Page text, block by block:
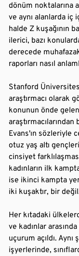
dönüm noktalarına
ve aynı alanlarda iç
halde Z kuşağının
ilerici, bazı
derecede
raporları nasıl
Stanford
araştırmacı olarak
konunun önde gelen
Evans'ın sözleriyle
otuz yaş altı
cinsiyet
kadınların ilk
ise ikinci kampta yer
iki kuşaktır, bir
Her kıtadaki
ve kadınlar
uçurum açıldı. Aynı
işyerlerinde,